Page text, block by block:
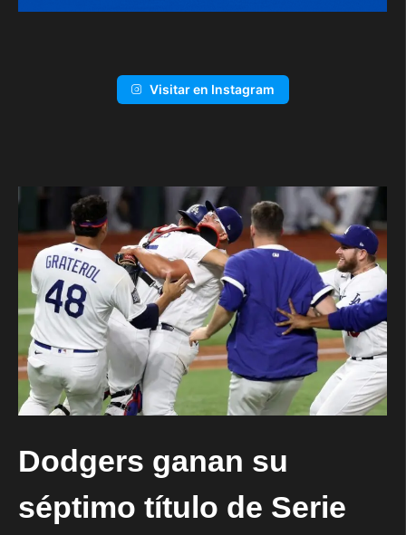
Visitar en Instagram
Dodgers ganan su
séptimo título de Serie